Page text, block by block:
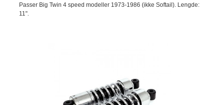
Passer Big Twin 4 speed modeller 1973-1986 (ikke Softail). Lengde:
11".